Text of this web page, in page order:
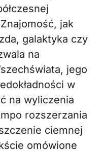
jak
galaktyka czy
na
jego
w
na wyliczenia
rozszerzania
ciemnej
omówione